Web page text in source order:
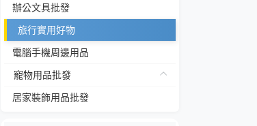
辦公文具批發
旅行實用好物
電腦手機周邊用品
寵物用品批發
居家裝飾用品批發